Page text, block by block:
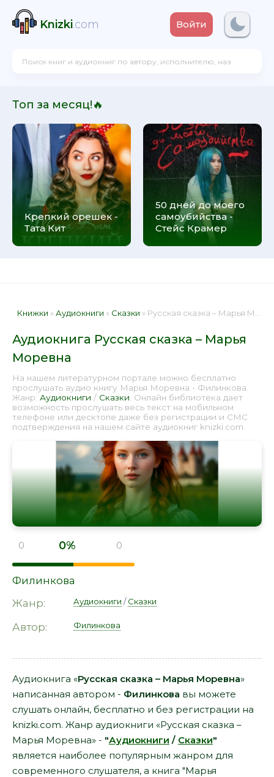
Knizki.com Войти
Топ за месяц!🔥
Крепкий орешек -
Тата Кит
50 дней до моего
самоубийства -
Стейс Крамер
Книжки »Аудиокниги » Сказки » Русская сказка – Марья Моревна 📕 - Книга онлайн бесплатно
Аудиокнига Русская сказка – Марья
Моревна
На нашем литературном портале можно бесплатно
прослушать аудио книгу Марья Моревна - Филинкова.
Жанр: Аудиокниги / Сказки . Онлайн библиотека дает
возможность прослушать весь текст на мобильном
телефоне или десктопе даже без регистрации и СМС
подтверждения на нашем сайте аудиокниг knizki.com.
0 0% 0
Филинкова
Жанр:
Аудиокниги /Сказки
Автор: Филинкова
Аудиокнига «Русская сказка – Марья Моревна»
написанная автором - Филинкова вы можете
слушать онлайн, бесплатно и без регистрации на
knizki.com. Жанр аудиокниги «Русская сказка –
Марья Моревна» - "Аудиокниги / Сказки"
является наиболее популярным жанром для
современного слушателя, а книга "Марья